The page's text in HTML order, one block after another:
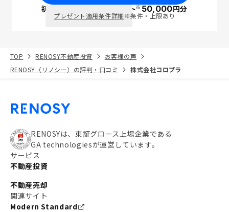
初回面談で ポイント※50,000円分
プレゼント適用条件詳細※条件・上限あり
TOP RENOSY不動産投資
お客様の声
RENOSY（リノシー）の評判・口コミ
株式会社コロプラ
RENOSYは、東証グロース上場企業である
GA technologiesが運営しています。
サービス
不動産投資
不動産売却
関連サイト
Modern Standard